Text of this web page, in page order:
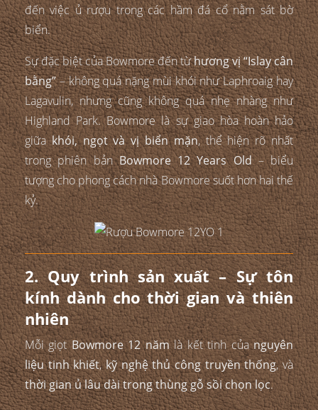
đến việc ủ rượu trong các hầm đá cổ nằm sát bờ
biển.
Sự đặc biệt của Bowmore đến từhương vị “Islay cân
bằng”– không quá nặng mùi khói như Laphroaig hay
Lagavulin, nhưng cũng không quá nhẹ nhàng như
Highland Park. Bowmore là sự giao hòa hoàn hảo
giữakhói, ngọt và vị biển mặn, thể hiện rõ nhất
trong phiên bảnBowmore 12 Years Old– biểu
tượng cho phong cách nhà Bowmore suốt hơn hai thế
kỷ.
2. Quy trình sản xuất – Sự tôn
kính dành cho thời gian và thiên
nhiên
Mỗi giọtBowmore 12 nămlà kết tinh củanguyên
liệu tinh khiết,kỹ nghệ thủ công truyền thống, và
thời gian ủ lâu dài trong thùng gỗ sồi chọn lọc.